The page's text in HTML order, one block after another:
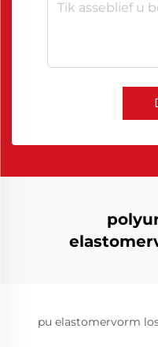
pu elastomervorm